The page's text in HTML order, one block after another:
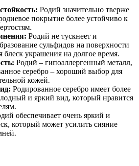
Родий значительно тверже
покрытие более устойчиво к
Родий не тускнеет и
сульфидов на поверхности
блеск украшения на долгое время.
Родий – гипоаллергенный металл,
серебро – хороший выбор для
кожей.
Родированное серебро имеет более
и яркий вид, который нравится
обеспечивает очень яркий и
который может усилить сияние